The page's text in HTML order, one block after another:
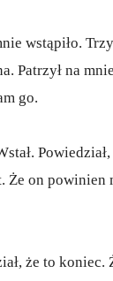
wstąpiło.
Patrzył na
go.
Że on powinien
że to koniec.